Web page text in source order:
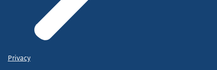
Privacy